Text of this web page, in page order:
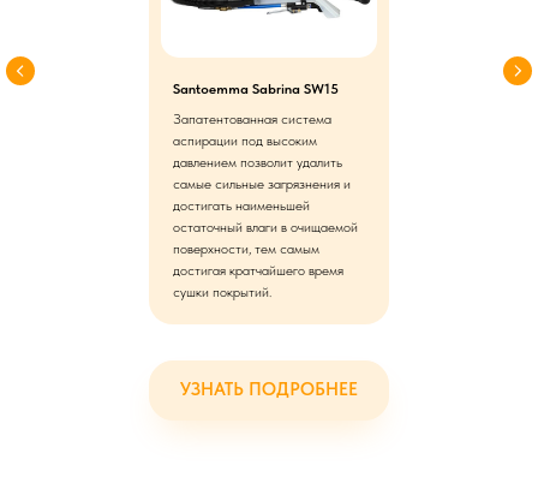
Santoemma Sabrina SW15
Запатентованная система
аспирации под высоким
давлением позволит удалить
самые сильные загрязнения и
достигать наименьшей
остаточный влаги в очищаемой
поверхности, тем самым
достигая кратчайшего время
сушки покрытий.
УЗНАТЬ ПОДРОБНЕЕ